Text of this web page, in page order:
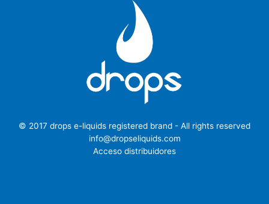
© 2017 drops e-liquids registered brand - All rights reserved
info@dropseliquids.com
Acceso distribuidores